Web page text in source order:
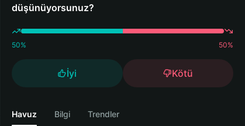
düşünüyorsunuz?
50% 50%
İyi Kötü
Havuz Bilgi Trendler